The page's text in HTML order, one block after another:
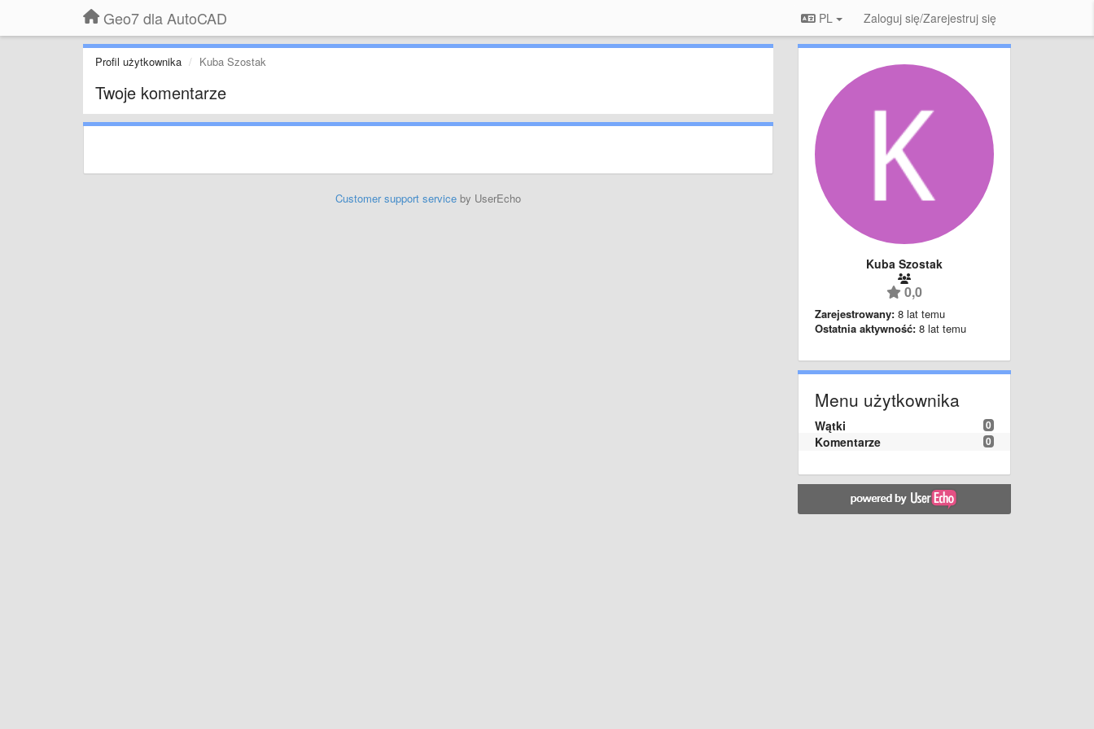
Geo7 dla AutoCAD PL Zaloguj się/Zarejestruj się
Profil użytkownika Kuba Szostak
Twoje komentarze
Customer support serviceby UserEcho
Kuba Szostak
0,0
Zarejestrowany: 8 lat temu
Ostatnia aktywność: 8 lat temu
Menu użytkownika
0
Wątki
0
Komentarze